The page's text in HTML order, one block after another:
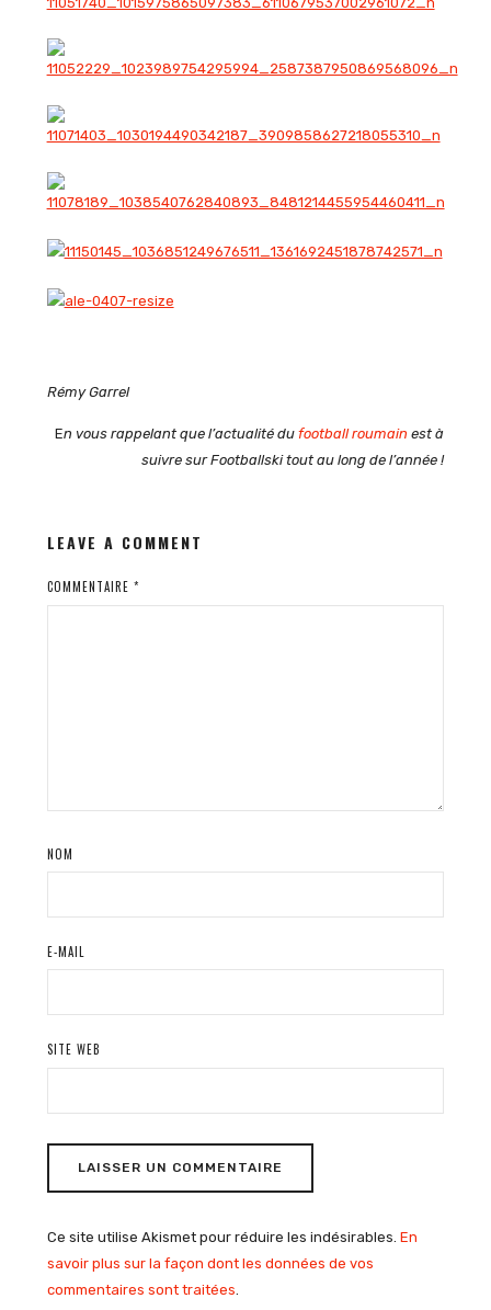
Rémy Garrel
En vous rappelant que l’actualité du football roumain est à
suivre sur Footballski tout au long de l’année !
LEAVE A COMMENT
COMMENTAIRE *
NOM
E-MAIL
SITE WEB
Ce site utilise Akismet pour réduire les indésirables. En
savoir plus sur la façon dont les données de vos
commentaires sont traitées.